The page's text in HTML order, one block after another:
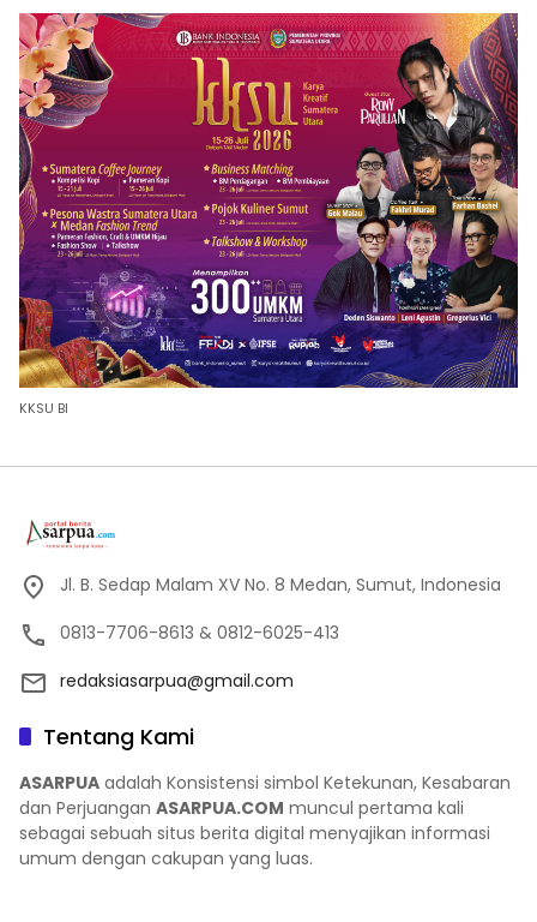
KKSU BI
Jl. B. Sedap Malam XV No. 8 Medan, Sumut, Indonesia
0813-7706-8613 & 0812-6025-413
redaksiasarpua@gmail.com
Tentang Kami
ASARPUA adalah Konsistensi simbol Ketekunan, Kesabaran
dan Perjuangan ASARPUA.COM muncul pertama kali
sebagai sebuah situs berita digital menyajikan informasi
umum dengan cakupan yang luas.